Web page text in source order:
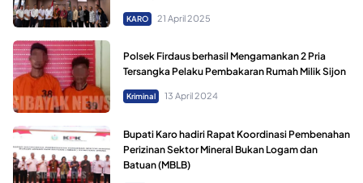
KARO 21 April 2025
Polsek Firdaus berhasil Mengamankan 2 Pria
Tersangka Pelaku Pembakaran Rumah Milik Sijon
Kriminal 13 April 2024
Bupati Karo hadiri Rapat Koordinasi Pembenahan
Perizinan Sektor Mineral Bukan Logam dan
Batuan (MBLB)